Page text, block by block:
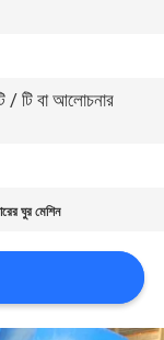
/ টি বা আলোচনার
ঘুর মেশিন